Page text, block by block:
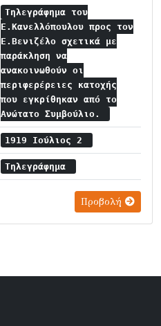
Τηλεγράφημα του
Ε.Κανελλόπουλου προς τον
Ε.Βενιζέλο σχετικά με
παράκληση να
ανακοινωθούν οι
περιφερέρειες κατοχής
που εγκρίθηκαν από το
Ανώτατο Συμβούλιο.
1919 Ιούλιος 2
Τηλεγράφημα
Προβολή